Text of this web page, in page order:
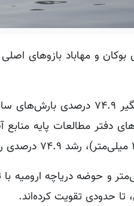
و مهاباد بازوهای اصلی
او با اشاره به وضعیت منابع آبی استان در فروردین‌ماه
دفتر مطالعات پایه منابع
حدودی تقویت کرده‌اند.